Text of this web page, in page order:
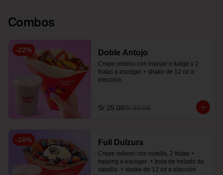
Combos
-22% Doble Antojo
Crepe relleno con manjar o fudge y 2
frutas a escoger + shake de 12 oz a
elección
S/ 25.00S/ 32.00
-16% Full Dulzura
Crepe relleno con nutella, 2 frutas +
topping a escoger  + bola de helado de
vainilla  + shake de 12 oz a elección